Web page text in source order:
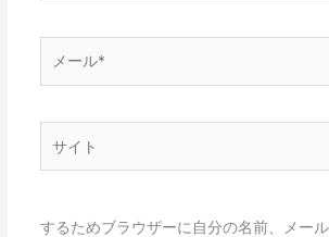
ー
*
するためブラウザーに自分の名前、メー